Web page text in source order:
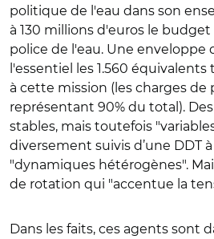
politique de l'eau dans son
à 130 millions d'euros le
police de l'eau. Une enveloppe
l'essentiel les 1.560
à cette mission (les charges de
représentant 90% du total).
stables, mais toutefois
diversement suivis d’une DDT à
"dynamiques hétérogènes".
de rotation qui "accentue la
Dans les faits, ces agents sont